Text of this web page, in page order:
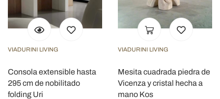
VIADURINI LIVING
Consola extensible hasta
295 cm de nobilitado
folding Uri
VIADURINI LIVING
Mesita cuadrada piedra de
Vicenza y cristal hecha a
mano Kos